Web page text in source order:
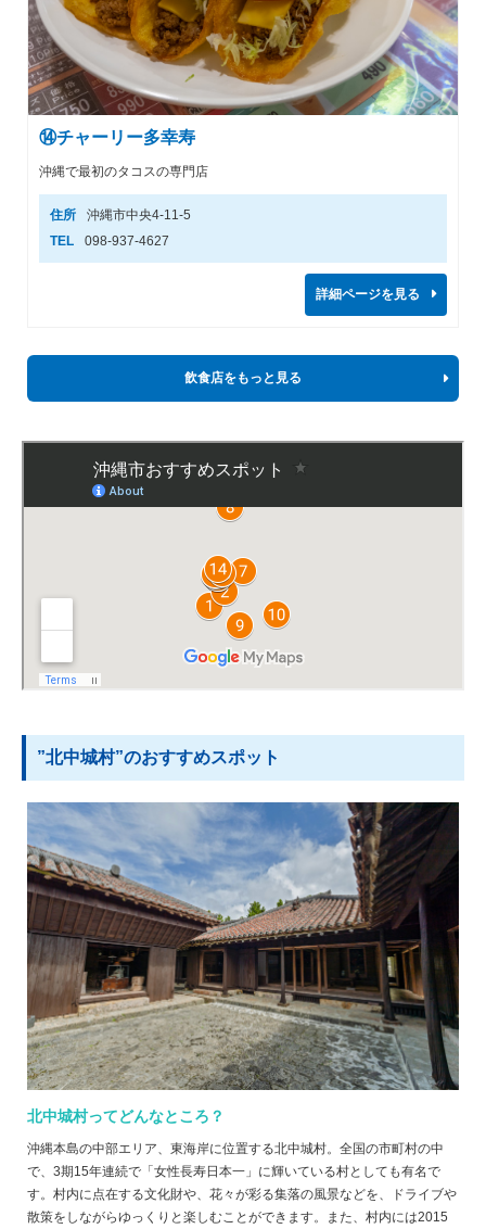
⑭チャーリー多幸寿
沖縄で最初のタコスの専門店
住所
沖縄市中央4-11-5
TEL
098-937-4627
詳細ページを見る
飲食店をもっと見る
”北中城村”のおすすめスポット
北中城村ってどんなところ？
沖縄本島の中部エリア、東海岸に位置する北中城村。全国の市町村の中
で、3期15年連続で「女性長寿日本一」に輝いている村としても有名で
す。村内に点在する文化財や、花々が彩る集落の風景などを、ドライブや
散策をしながらゆっくりと楽しむことができます。また、村内には2015